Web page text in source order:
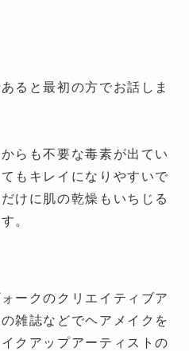
ると最初の方でお話しま
らも不要な毒素が出てい
もキレイになりやすいで
けに肌の乾燥もいちじる
。
ークのクリエイティブア
雑誌などでヘアメイクを
クアップアーティストの